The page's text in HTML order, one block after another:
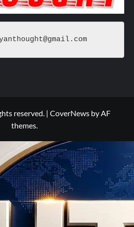
reserved. | CoverNews by AF
themes.